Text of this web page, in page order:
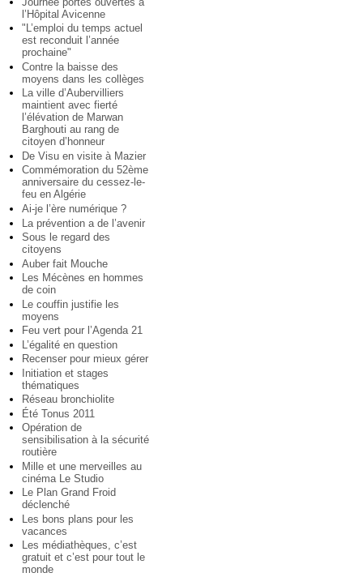
l’Hôpital Avicenne
"L’emploi du temps actuel
est reconduit l’année
prochaine"
Contre la baisse des
moyens dans les collèges
La ville d’Aubervilliers
maintient avec fierté
l’élévation de Marwan
Barghouti au rang de
citoyen d’honneur
De Visu en visite à Mazier
Commémoration du 52ème
anniversaire du cessez-le-
feu en Algérie
Ai-je l’ère numérique ?
La prévention a de l’avenir
Sous le regard des
citoyens
Auber fait Mouche
Les Mécènes en hommes
de coin
Le couffin justifie les
moyens
Feu vert pour l’Agenda 21
L’égalité en question
Recenser pour mieux gérer
Initiation et stages
thématiques
Réseau bronchiolite
Été Tonus 2011
Opération de
sensibilisation à la sécurité
routière
Mille et une merveilles au
cinéma Le Studio
Le Plan Grand Froid
déclenché
Les bons plans pour les
vacances
Les médiathèques, c’est
gratuit et c’est pour tout le
monde